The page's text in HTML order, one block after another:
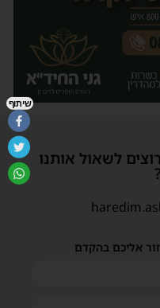
לשאול אותנו
אליכם בהקדם
שיתוף